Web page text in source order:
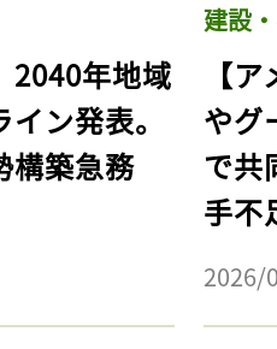
2040年地域
ン発表。
構築急務
建設
【
やグ
で共
手不
2026/